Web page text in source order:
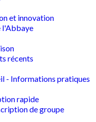
et innovation
l'Abbaye
récents
- Informations pratiques
rapide
de groupe